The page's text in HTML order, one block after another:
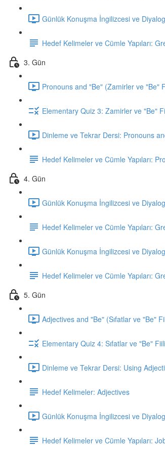
Günlük Konuşma İngilizcesi ve
Hedef Kelimeler ve Cümle Yapıları:
3. Gün
Pronouns and "Be" (Zamirler ve "Be"
Elementary Quiz 3: Zamirler ve "Be"
Dinleme ve Tekrar Dersi: Pronouns
Hedef Kelimeler ve Cümle Yapıları:
4. Gün
Günlük Konuşma İngilizcesi ve
Hedef Kelimeler ve Cümle Yapıları:
Günlük Konuşma İngilizcesi ve
Hedef Kelimeler ve Cümle Yapıları:
5. Gün
Adjectives and "Be" (Sıfatlar ve "Be"
Elementary Quiz 4: Sıfatlar ve "Be" Fiili
Dinleme ve Tekrar Dersi: Using
Hedef Kelimeler: Adjectives
Günlük Konuşma İngilizcesi ve
Hedef Kelimeler ve Cümle Yapıları: